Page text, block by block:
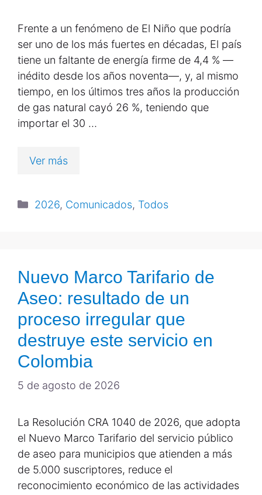
Frente a un fenómeno de El Niño que podría
ser uno de los más fuertes en décadas, El país
tiene un faltante de energía firme de 4,4 % —
inédito desde los años noventa—, y, al mismo
tiempo, en los últimos tres años la producción
de gas natural cayó 26 %, teniendo que
importar el 30 …
Ver más
2026, Comunicados, Todos
Nuevo Marco Tarifario de
Aseo: resultado de un
proceso irregular que
destruye este servicio en
Colombia
5 de agosto de 2026
La Resolución CRA 1040 de 2026, que adopta
el Nuevo Marco Tarifario del servicio público
de aseo para municipios que atienden a más
de 5.000 suscriptores, reduce el
reconocimiento económico de las actividades